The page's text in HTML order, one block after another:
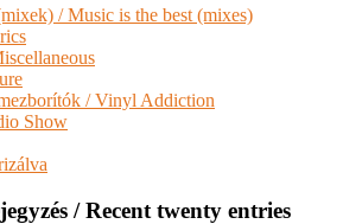
/ Music is the best (mixes)
/ Vinyl Addiction
Show
/ Recent twenty entries